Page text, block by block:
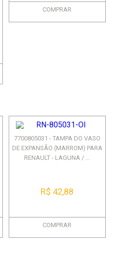
COMPRAR
7700805031 - TAMPA DO VASO
DE EXPANSÃO (MARROM) PARA
RENAULT - LAGUNA / ...
R$ 42,88
COMPRAR